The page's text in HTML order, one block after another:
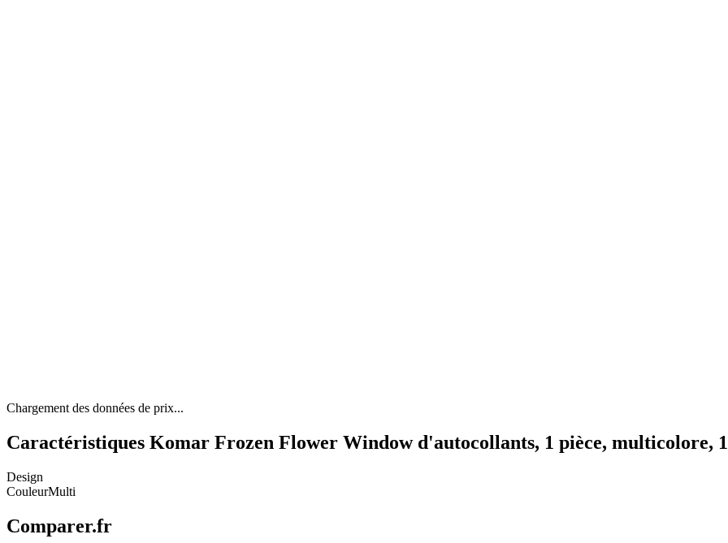
Chargement des données de prix...
Caractéristiques Komar Frozen Flower Window d'autocollants, 1 pièce, multicolore,
Design
CouleurMulti
Comparer.fr